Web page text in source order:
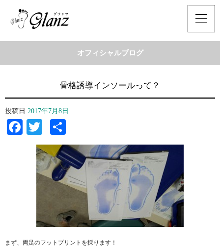
オフィシャルブログ
骨格誘導インソールって？
投稿日 2017年7月8日
Facebook
Twitter
有
まず、両足のフットプリントを採ります！